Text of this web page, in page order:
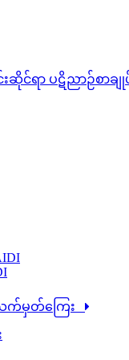
းဆိုင်ရာ ပဋိညာဉ်စာချု
သက်မှတ်ကြေး